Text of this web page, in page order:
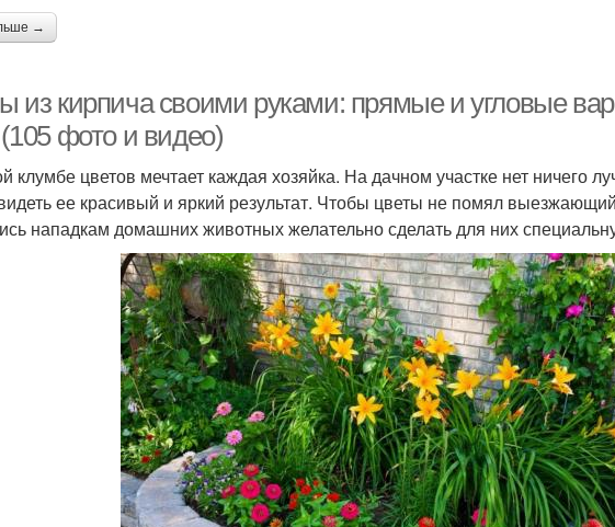
→
из кирпича своими руками: прямые и угловые
фото и видео)
клумбе цветов мечтает каждая хозяйка. На дачном участке нет ничего
ее красивый и яркий результат. Чтобы цветы не помял
нападкам домашних животных желательно сделать для них